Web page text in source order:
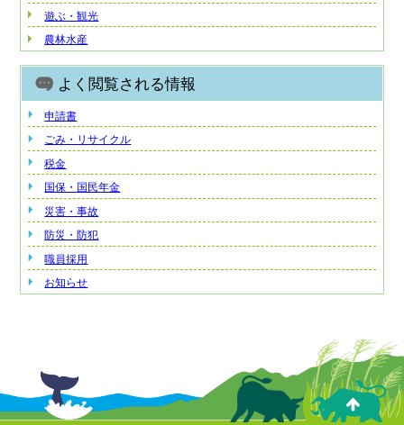
遊ぶ・観光
農林水産
よく閲覧される情報
申請書
ごみ・リサイクル
税金
国保・国民年金
災害・事故
防災・防犯
職員採用
お知らせ